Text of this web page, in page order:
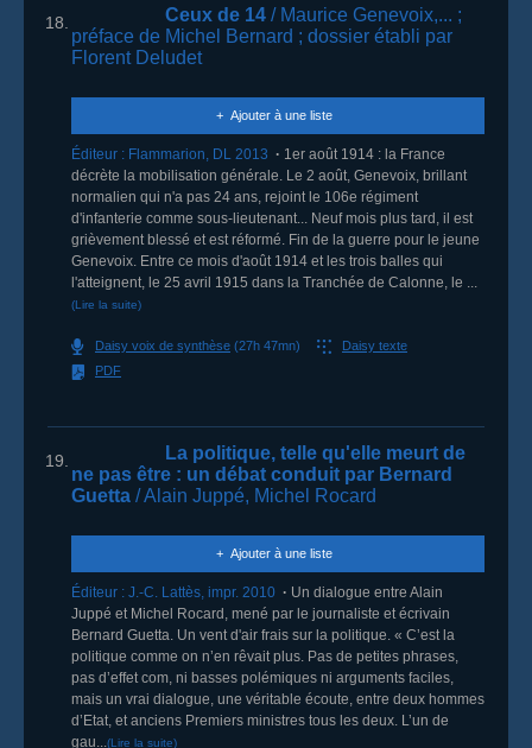
18. Ceux de 14 / Maurice Genevoix,... ;
préface de Michel Bernard ; dossier établi par
Florent Deludet
Ajouter à une liste
Éditeur : Flammarion, DL 2013
1er août 1914 : la France
décrète la mobilisation générale. Le 2 août, Genevoix, brillant
normalien qui n'a pas 24 ans, rejoint le 106e régiment
d'infanterie comme sous-lieutenant... Neuf mois plus tard, il est
grièvement blessé et est réformé. Fin de la guerre pour le jeune
Genevoix. Entre ce mois d'août 1914 et les trois balles qui
l'atteignent, le 25 avril 1915 dans la Tranchée de Calonne, le ...
(Lire la suite)
Daisy voix de synthèse (27h 47mn)
Daisy texte
PDF
19.
La politique, telle qu'elle meurt de
ne pas être : un débat conduit par Bernard
Guetta / Alain Juppé, Michel Rocard
Ajouter à une liste
Éditeur : J.-C. Lattès, impr. 2010
Un dialogue entre Alain
Juppé et Michel Rocard, mené par le journaliste et écrivain
Bernard Guetta. Un vent d'air frais sur la politique. « C’est la
politique comme on n’en rêvait plus. Pas de petites phrases,
pas d’effet com, ni basses polémiques ni arguments faciles,
mais un vrai dialogue, une véritable écoute, entre deux hommes
d’Etat, et anciens Premiers ministres tous les deux. L’un de
gau...(Lire la suite)